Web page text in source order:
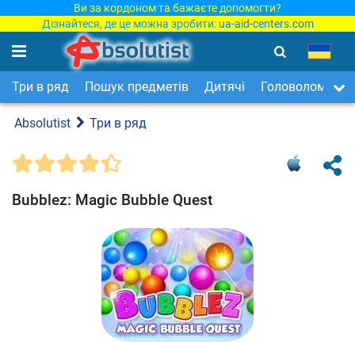
Ви за кордоном та бажаєте допомогти?
Дізнайтеся, де це можна зробити: ua-aid-centers.com
Три в ряд Пошук предметів Дитячі Головоломки
Absolutist Три в ряд
Bubblez: Magic Bubble Quest